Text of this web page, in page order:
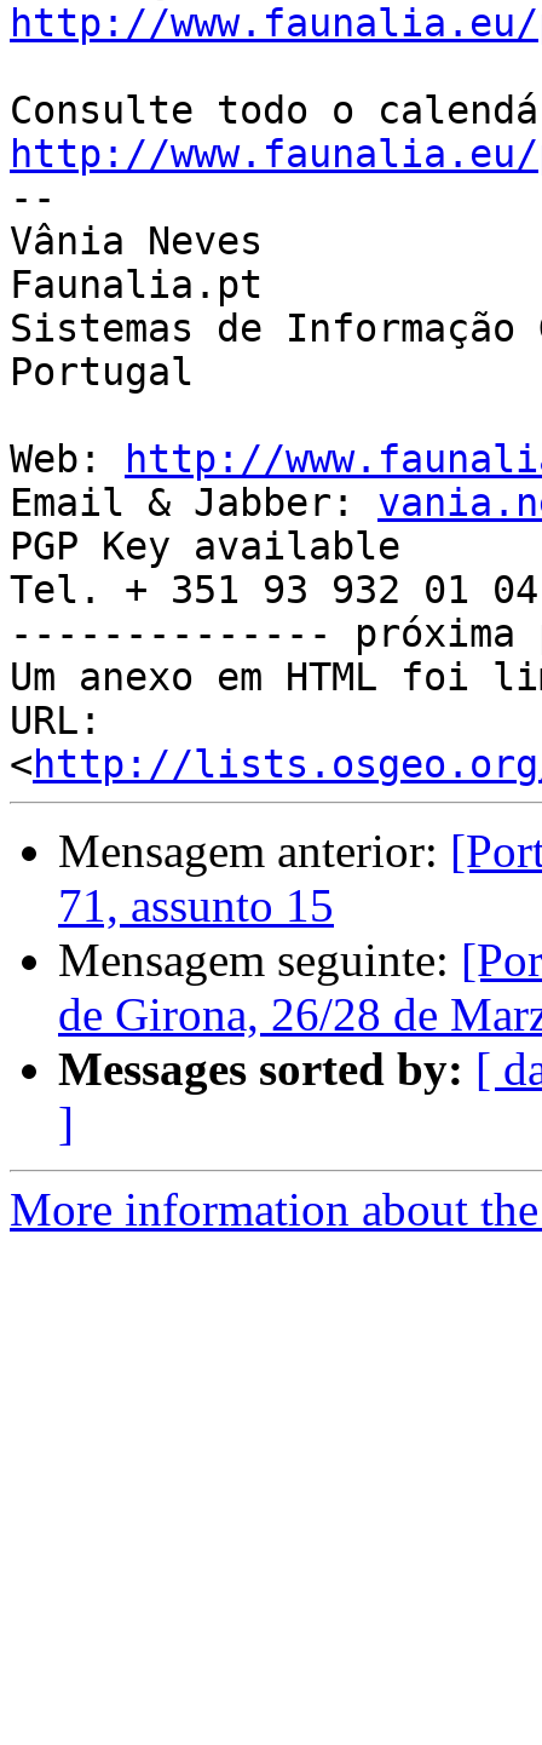
http://
http://
--
Vânia Neves
Faunalia.pt
Sistemas de Informação
Portugal
Web:
http://
Email & Jabber:
PGP Key available
Tel. + 351 93 932 01 04
--------------
Um anexo em HTML foi
URL:
<http://lists.osgeo.org/
Mensagem anterior:
71, assunto 15
Mensagem seguinte:
de Girona, 26/28 de
Messages sorted by: [
]
More information about